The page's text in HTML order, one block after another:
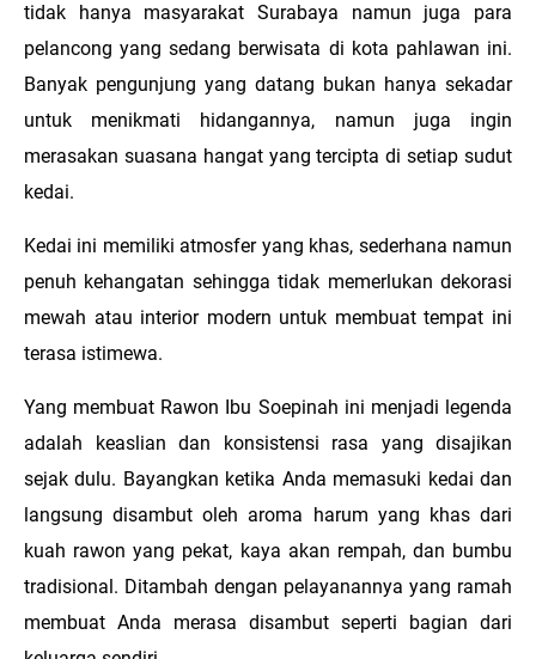
tidak hanya masyarakat Surabaya namun juga para
pelancong yang sedang berwisata di kota pahlawan ini.
Banyak pengunjung yang datang bukan hanya sekadar
untuk menikmati hidangannya, namun juga ingin
merasakan suasana hangat yang tercipta di setiap sudut
kedai.
Kedai ini memiliki atmosfer yang khas, sederhana namun
penuh kehangatan sehingga tidak memerlukan dekorasi
mewah atau interior modern untuk membuat tempat ini
terasa istimewa.
Yang membuat Rawon Ibu Soepinah ini menjadi legenda
adalah keaslian dan konsistensi rasa yang disajikan
sejak dulu. Bayangkan ketika Anda memasuki kedai dan
langsung disambut oleh aroma harum yang khas dari
kuah rawon yang pekat, kaya akan rempah, dan bumbu
tradisional. Ditambah dengan pelayanannya yang ramah
membuat Anda merasa disambut seperti bagian dari